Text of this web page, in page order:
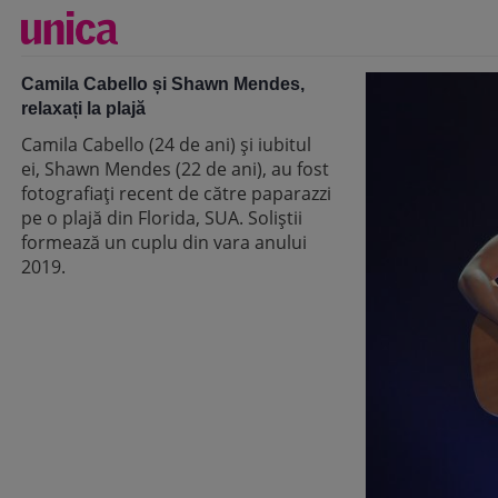
Camila Cabello și Shawn Mendes,
relaxați la plajă
Camila Cabello (24 de ani) și iubitul
ei, Shawn Mendes (22 de ani), au fost
fotografiați recent de către paparazzi
pe o plajă din Florida, SUA. Soliștii
formează un cuplu din vara anului
2019.